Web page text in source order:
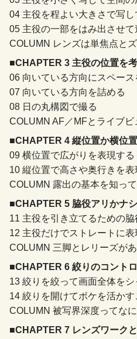
04 主役を程よい大きさで写
05 主役の一部をはみ出させ
COLUMN レンズは単焦点と
■CHAPTER 3 主役の位置を
06 向いている方向にスペース
07 向いている方向を詰める
08 日の丸構図で撮る
COLUMN AF／MFとライブビ
■CHAPTER 4 縦位置か横位
09 横位置で広がりを表現する
10 縦位置で高さや奥行きを
COLUMN 露出の基本を知っ
■CHAPTER 5 脇役アリかナ
11 主役を引き立てるための
12 主役だけでストレートに表
COLUMN 三脚とレリーズが
■CHAPTER 6 絞りのコント
13 絞りを絞って画面全体をシ
14 絞りを開けてボケを活か
COLUMN 被写界深度ってなに
■CHAPTER 7 レンズワーク